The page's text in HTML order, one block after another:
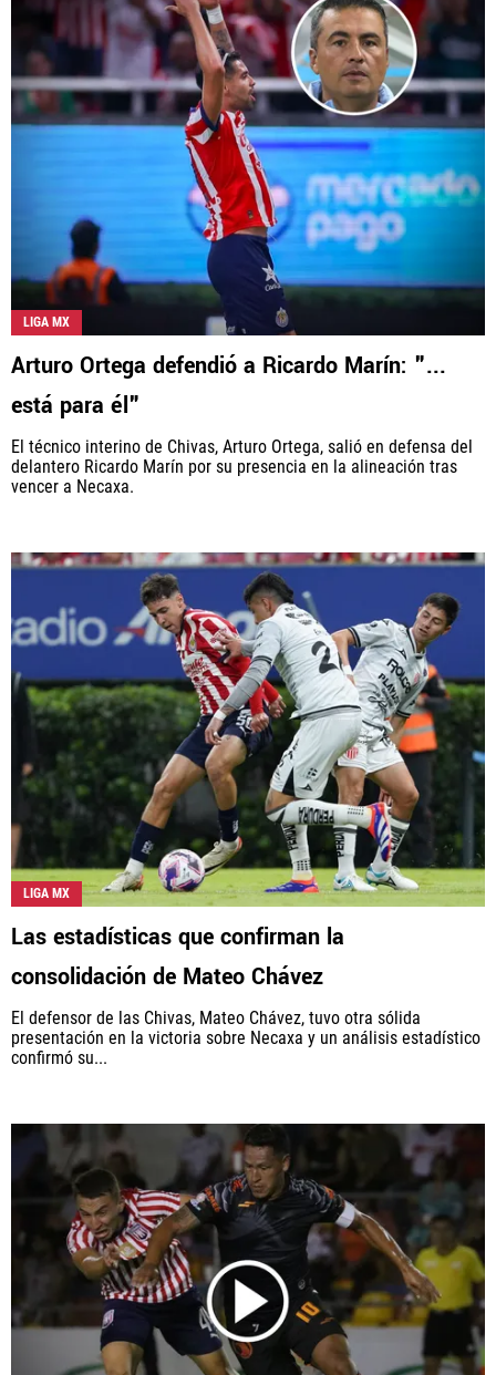
LIGA MX
Arturo Ortega defendió a Ricardo Marín: "...
está para él"
El técnico interino de Chivas, Arturo Ortega, salió en defensa del
delantero Ricardo Marín por su presencia en la alineación tras
vencer a Necaxa.
LIGA MX
Las estadísticas que confirman la
consolidación de Mateo Chávez
El defensor de las Chivas, Mateo Chávez, tuvo otra sólida
presentación en la victoria sobre Necaxa y un análisis estadístico
confirmó su...